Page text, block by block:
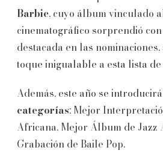
Barbie, cuyo álbum vinculado
cinematográfico sorprendió
destacada en las
toque inigualable a esta lista
Además, este año se
categorías: Mejor
Africana, Mejor Álbum de
Grabación de Baile Pop.